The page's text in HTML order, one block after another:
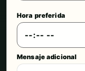
Hora preferida
Mensaje adicional